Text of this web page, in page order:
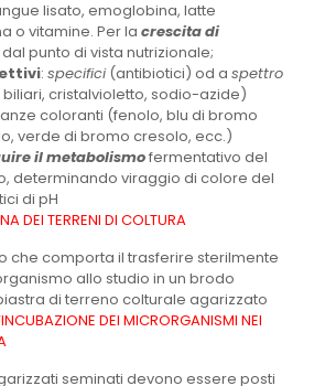
lisato, emoglobina, latte
o vitamine. Per la crescita di
dal punto di vista nutrizionale;
: specifici(antibiotici) od a spettro
biliari, cristalvioletto, sodio-azide)
coloranti (fenolo, blu di bromo
verde di bromo cresolo, ecc.)
il metabolismofermentativo del
determinando viraggio di colore del
di pH
DEI TERRENI DI COLTURA
che comporta il trasferire sterilmente
allo studio in un brodo
di terreno colturale agarizzato
DEI MICRORGANISMI NEI
seminati devono essere posti